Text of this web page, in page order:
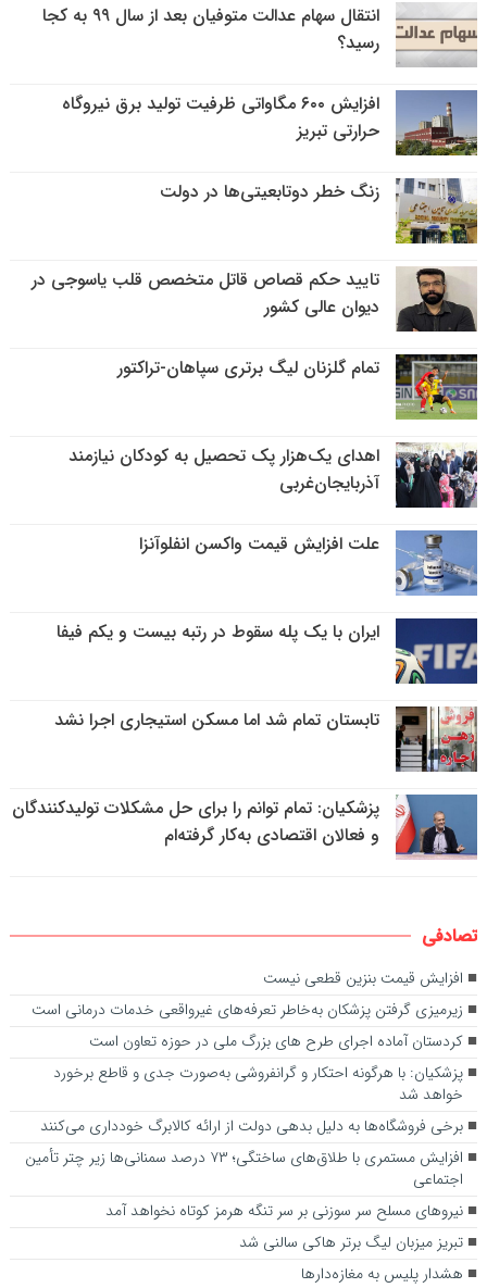
انتقال سهام عدالت متوفیان بعد از سال ۹۹ به کجا
رسید؟
افزایش ۶۰۰ مگاواتی ظرفیت تولید برق نیروگاه
حرارتی تبریز
زنگ خطر دوتابعیتی‌ها در دولت
تایید حکم قصاص قاتل متخصص قلب یاسوجی در
دیوان عالی کشور
تمام گلزنان لیگ‌ برتری سپاهان-تراکتور
اهدای یک‌هزار پک تحصیل به کودکان نیازمند
آذربایجان‌غربی
علت افزایش قیمت واکسن انفلوآنزا
ایران با یک پله سقوط در رتبه بیست و یکم فیفا
تابستان تمام شد اما مسکن استیجاری اجرا نشد
پزشکیان: تمام توانم را برای حل مشکلات تولیدکنندگان
و فعالان اقتصادی به‌کار گرفته‌ام
تصادفی
افزایش قیمت بنزین قطعی نیست
زیرمیزی گرفتن پزشکان به‌خاطر تعرفه‌های غیرواقعی خدمات درمانی است
کردستان آماده‌ اجرای طرح های بزرگ ملی در حوزه تعاون است
پزشکیان: با هرگونه احتکار و گرانفروشی به‌صورت جدی و قاطع برخورد
خواهد شد
برخی فروشگاه‌ها به دلیل بدهی دولت از ارائه کالابرگ خودداری می‌کنند
افزایش مستمری با طلاق‌های ساختگی؛ ۷۳ درصد سمنانی‌ها زیر چتر تأمین
اجتماعی
نیروهای مسلح سر سوزنی بر سر تنگه هرمز کوتاه نخواهد آمد
تبریز میزبان لیگ برتر هاکی سالنی شد
هشدار پلیس به مغازه‌دارها